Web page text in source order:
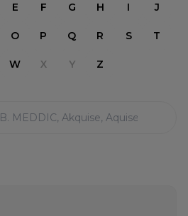
E F G H I J
O P Q R S T
W X Y Z